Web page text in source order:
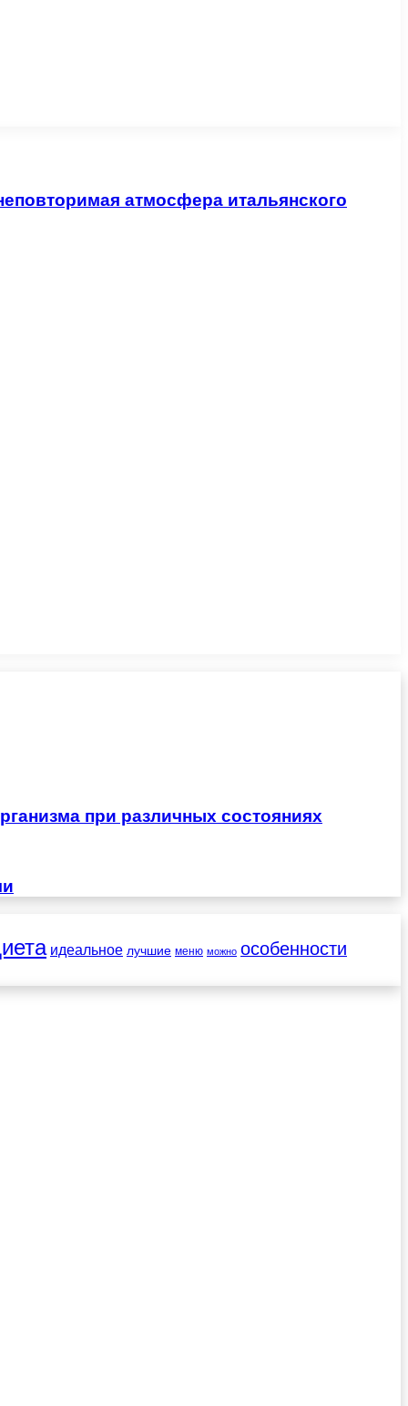
атмосфера итальянского
при различных состояниях
идеальное лучшие меню можно особенности